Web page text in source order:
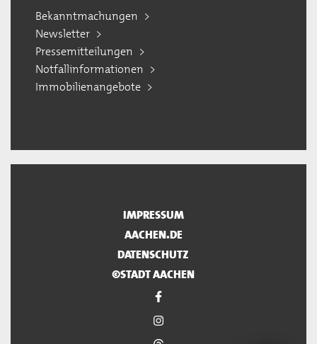
Bekanntmachungen
Newsletter
Pressemitteilungen
Notfallinformationen
Immobilienangebote
IMPRESSUM
AACHEN.DE
DATENSCHUTZ
©STADT AACHEN